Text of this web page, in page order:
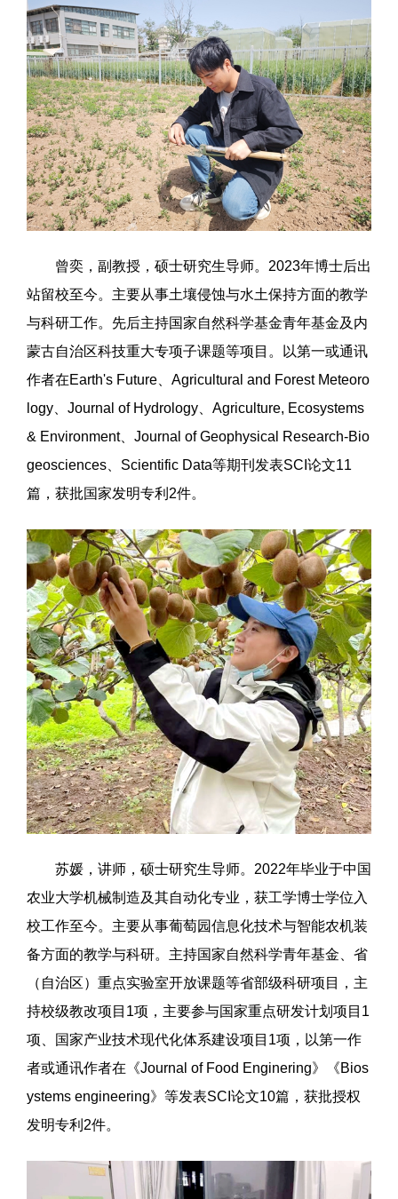
曾奕，副教授，硕士研究生导师。2023年博士后出
站留校至今。主要从事土壤侵蚀与水土保持方面的教学
与科研工作。先后主持国家自然科学基金青年基金及内
蒙古自治区科技重大专项子课题等项目。以第一或通讯
作者在Earth's Future、Agricultural and Forest Meteoro
logy、Journal of Hydrology、Agriculture, Ecosystems
& Environment、Journal of Geophysical Research-Bio
geosciences、Scientific Data等期刊发表SCI论文11
篇，获批国家发明专利2件。
苏媛，讲师，硕士研究生导师。2022年毕业于中国
农业大学机械制造及其自动化专业，获工学博士学位入
校工作至今。主要从事葡萄园信息化技术与智能农机装
备方面的教学与科研。主持国家自然科学青年基金、省
（自治区）重点实验室开放课题等省部级科研项目，主
持校级教改项目1项，主要参与国家重点研发计划项目1
项、国家产业技术现代化体系建设项目1项，以第一作
者或通讯作者在《Journal of Food Enginering》《Bios
ystems engineering》等发表SCI论文10篇，获批授权
发明专利2件。